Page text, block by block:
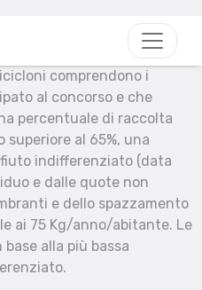
comprendono i
al concorso e che
percentuale di raccolta
superiore al 65%, una
indifferenziato (data
e dalle quote non
e dello spazzamento
ai 75 Kg/anno/abitante. Le
alla più bassa